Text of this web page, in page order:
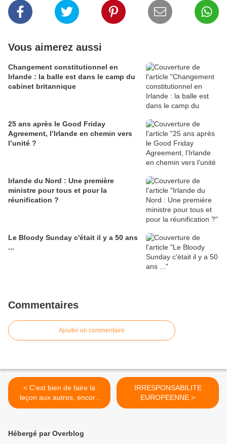
Vous aimerez aussi
Changement constitutionnel en
Irlande : la balle est dans le camp du
cabinet britannique
25 ans après le Good Friday
Agreement, l’Irlande en chemin vers
l’unité ?
Irlande du Nord : Une première
ministre pour tous et pour la
réunification ?
Le Bloody Sunday c'était il y a 50 ans
...
Commentaires
Ajouter un commentaire
< C'est bien de faire la
leçon aux autres, encore
faut-il...
IRRESPONSABILITE
EUROPEENNE >
Hébergé par Overblog